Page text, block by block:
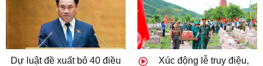
Dự luật đề xuất bỏ 40 điều
Xúc động lễ truy điệu,